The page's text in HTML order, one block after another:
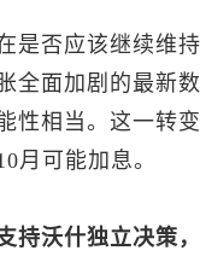
是否应该继续维
全面加剧的最新
性相当。这一转
月可能加息。
持沃什独立决策